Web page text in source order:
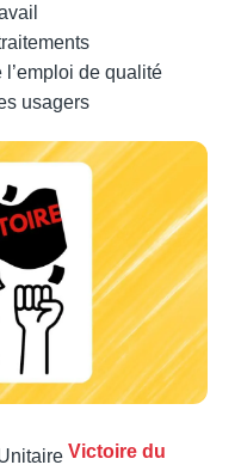
de qualité
usagers
Victoire du